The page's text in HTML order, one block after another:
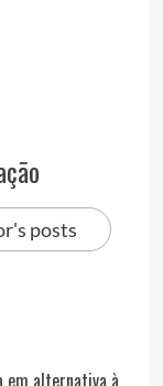
posts
em alternativa à